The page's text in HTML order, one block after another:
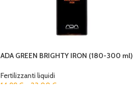
ADA GREEN BRIGHTY IRON (180-300 ml)
Fertilizzanti liquidi
14,99 € 23,00 €